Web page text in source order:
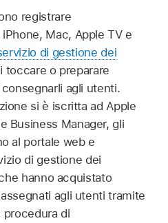
registrare
Mac, Apple TVe
di gestione dei
toccare o preparare
agli utenti.
si è iscritta ad Apple
Business Manager, gli
al portale web e
di gestione dei
hanno acquistato
agli utenti tramite
procedura di